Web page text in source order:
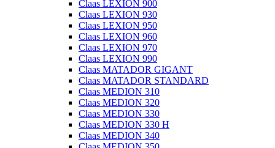
Claas LEXION 900
Claas LEXION 930
Claas LEXION 950
Claas LEXION 960
Claas LEXION 970
Claas LEXION 990
Claas MATADOR GIGANT
Claas MATADOR STANDARD
Claas MEDION 310
Claas MEDION 320
Claas MEDION 330
Claas MEDION 330 H
Claas MEDION 340